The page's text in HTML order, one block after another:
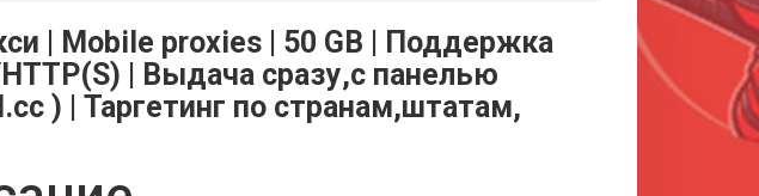
| Mobile proxies | 50 GB | Поддержка
HTTP(S) | Выдача сразу,с панелью
) | Таргетинг по странам,штатам,